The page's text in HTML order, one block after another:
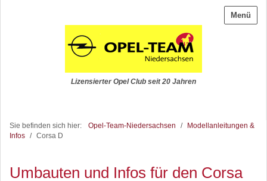
Menü
Lizensierter Opel Club seit 20 Jahren
Sie befinden sich hier: Opel-Team-Niedersachsen /
Modellanleitungen &
Infos
/ Corsa D
Umbauten und Infos für den Corsa